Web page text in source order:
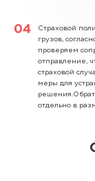
Страховой
грузов,
проверяем
отправление,
страховой
меры для
отдельно в